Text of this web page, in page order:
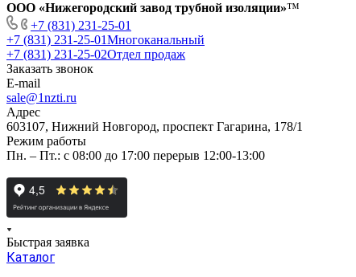
ООО «Нижегородский завод трубной изоляции»™
+7 (831) 231-25-01
+7 (831) 231-25-01Многоканальный
+7 (831) 231-25-02Отдел продаж
Заказать звонок
E-mail
sale@1nzti.ru
Адрес
603107, Нижний Новгород, проспект Гагарина, 178/1
Режим работы
Пн. – Пт.: с 08:00 до 17:00 перерыв 12:00-13:00
Быстрая заявка
Каталог